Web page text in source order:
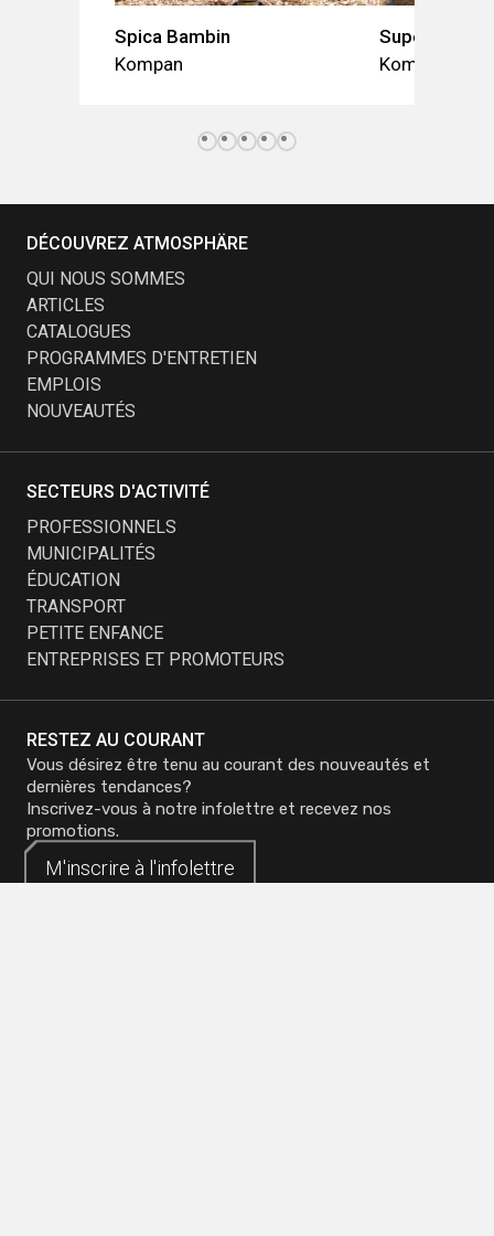
Spica Bambin
Kompan
Supernova
Kompan
RESTEZ AU COURANT
Vous désirez être tenu au courant des nouveautés et
dernières tendances?
Inscrivez-vous à notre infolettre et recevez nos
promotions.
M'inscrire à l'infolettre
M'inscrire à l'infolettre
DÉCOUVREZ ATMOSPHÄRE
QUI NOUS SOMMES
ARTICLES
CATALOGUES
PROGRAMMES D'ENTRETIEN
EMPLOIS
NOUVEAUTÉS
SECTEURS D'ACTIVITÉ
PROFESSIONNELS
MUNICIPALITÉS
ÉDUCATION
TRANSPORT
PETITE ENFANCE
ENTREPRISES ET PROMOTEURS